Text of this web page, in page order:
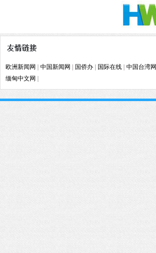
欧洲新闻网 中国新闻网 国侨办 国际在线 中国台湾网
缅甸中文网